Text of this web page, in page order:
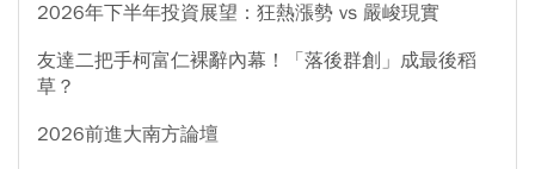
2026年下半年投資展望：狂熱漲勢 vs 嚴峻現實
友達二把手柯富仁裸辭內幕！「落後群創」成最後稻
草？
2026前進大南方論壇